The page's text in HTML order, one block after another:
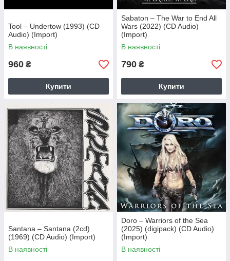
Tool – Undertow (1993) (CD
Audio) (Import)
В наявності
960 ₴
Купити
Sabaton – The War to End All
Wars (2022) (CD Audio)
(Import)
В наявності
790 ₴
Купити
Santana – Santana (2cd)
(1969) (CD Audio) (Import)
В наявності
Doro – Warriors of the Sea
(2025) (digipack) (CD Audio)
(Import)
В наявності